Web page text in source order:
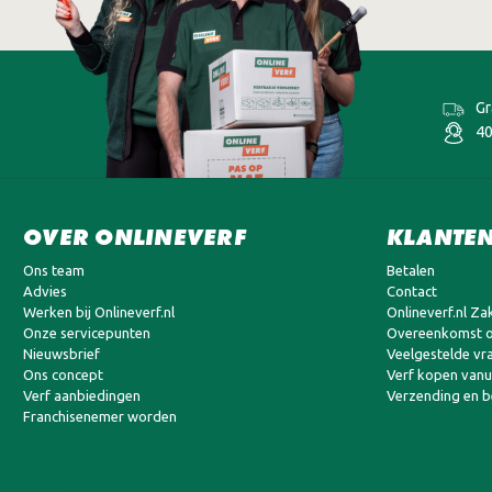
TENCO HARDHOUTOLIE
ONLINEVERF.NL
Bestel je Tenco Hardhoutolie Waterbasis bij Onlineverf.nl en
zodat je tuinmeubels snel weer in topconditie zijn. Daarnaast
Snelle levering:Vandaag besteld is vaak morgen al in huis.
OVER ONLINEVERF
Ons team
Advies
Werken bij Onlineverf.nl
Onze servicepunten
Nieuwsbrief
Ons concept
Verf aanbiedingen
Franchisenemer worden
Betalen
Contact
Onlineverf.nl
Overeenkomst
Veelgestelde
Verf kopen
Verzending en